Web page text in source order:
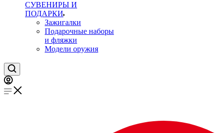
СУВЕНИРЫ И
ПОДАРКИ
Зажигалки
Подарочные наборы
и фляжки
Модели оружия